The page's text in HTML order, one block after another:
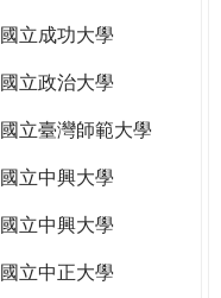
國立成功大學
國立政治大學
國立臺灣師範大學
國立中興大學
國立中興大學
國立中正大學